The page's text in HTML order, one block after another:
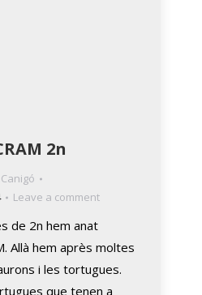
2n
Leave a comment
de 2n hem anat
Allà hem après moltes
i les tortugues.
que tenen a